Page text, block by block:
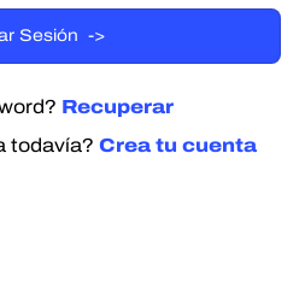
Recuperar
todavía? Crea tu cuenta